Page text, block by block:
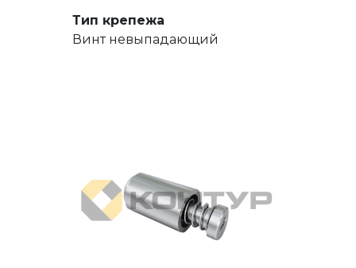
Тип крепежа
Винт невыпадающий